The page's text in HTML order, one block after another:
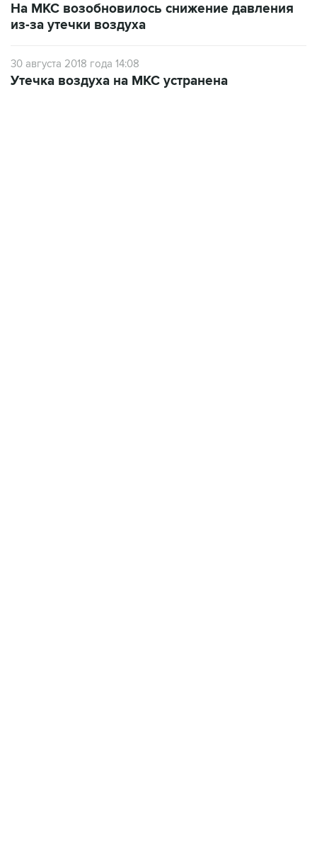
На МКС возобновилось снижение давления
из-за утечки воздуха
30 августа 2018 года 14:08
Утечка воздуха на МКС устранена